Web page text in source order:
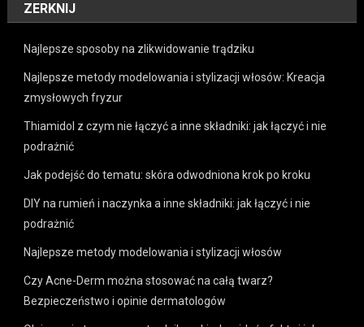
ZERKNIJ
Najlepsze sposoby na zlikwidowanie trądziku
Najlepsze metody modelowania i stylizacji włosów: Kreacja
zmysłowych fryzur
Thiamidol z czym nie łączyć a inne składniki: jak łączyć i nie
podrażnić
Jak podejść do tematu: skóra odwodniona krok po kroku
DIY na rumień i naczynka a inne składniki: jak łączyć i nie
podrażnić
Najlepsze metody modelowania i stylizacji włosów
Czy Acne-Derm można stosować na całą twarz?
Bezpieczeństwo i opinie dermatologów